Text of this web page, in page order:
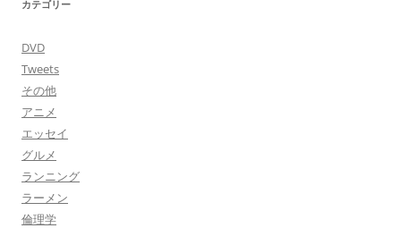
カテゴリー
DVD
Tweets
その他
アニメ
エッセイ
グルメ
ランニング
ラーメン
倫理学